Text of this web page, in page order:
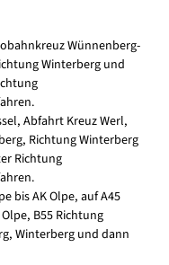
Wünnenberg-
Winterberg und
Abfahrt Kreuz Werl,
Richtung Winterberg
Richtung
bis AK Olpe, auf A45
B55 Richtung
Winterberg und dann